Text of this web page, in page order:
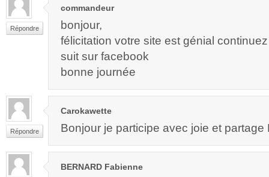
Répondre
commandeur
bonjour,
félicitation votre site est génial
suit sur facebook
bonne journée
Répondre
Carokawette
Bonjour je participe avec joie et partage
BERNARD Fabienne